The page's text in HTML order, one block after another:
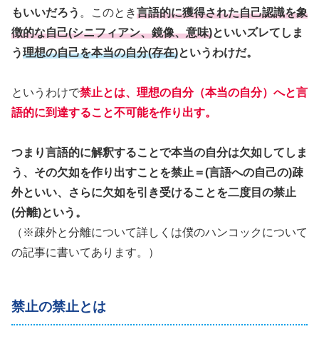
もいいだろう 。このとき言語的に獲得された自己認識を象
徴的な自己(シニフィアン、鏡像、意味)といいズレてしま
う理想の自己を本当の自分(存在)というわけだ。
というわけで禁止とは、理想の自分（本当の自分）へと言
語的に到達すること不可能を作り出す。
つまり言語的に解釈することで本当の自分は欠如してしま
う、その欠如を作り出すことを禁止＝(言語への自己の)疎
外といい、さらに欠如を引き受けることを二度目の禁止
(分離)という。
（※疎外と分離について詳しくは僕のハンコックについて
の記事に書いてあります。）
禁止の禁止とは